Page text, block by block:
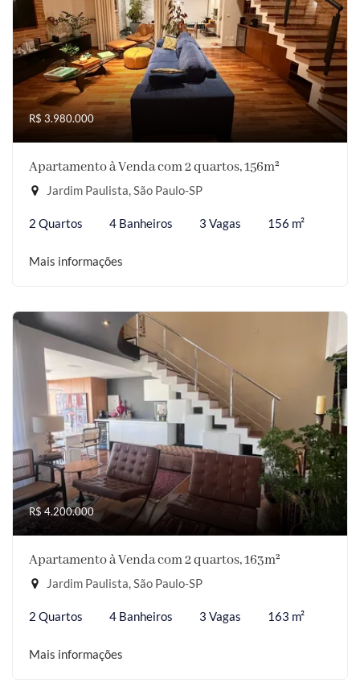
R$ 3.980.000
Apartamento à Venda com 2 quartos, 156m²
Jardim Paulista, São Paulo-SP
2 Quartos 4 Banheiros 3 Vagas 156 m²
Mais informações
R$ 4.200.000
Apartamento à Venda com 2 quartos, 163m²
Jardim Paulista, São Paulo-SP
2 Quartos 4 Banheiros 3 Vagas 163 m²
Mais informações